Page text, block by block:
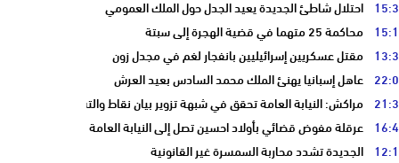
احتلال شاطئ الجديدة يعيد الجدل حول الملك العمومي
محاكمة 25 متهما في قضية الهجرة إلى سبتة
مقتل عسكريين إسرائيليين بانفجار لغم في مجدل زون
عاهل إسبانيا يهنئ الملك محمد السادس بعيد العرش
مراكش: النيابة العامة تحقق في شبهة تزوير بيان نقاط والتشهير بطالب
عرقلة مفوض قضائي بأولاد احسين تصل إلى النيابة العامة
الجديدة تشدد محاربة السمسرة غير القانونية